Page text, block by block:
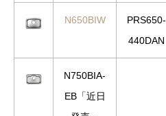
N650BIW
PRS650-
440DAN
N750BIA-
EB「近日